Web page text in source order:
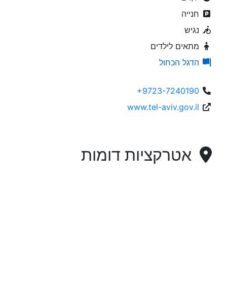
חנייה
נגיש
מתאים לילדים
הדגל הכחול
+9723-7240190
www.tel-aviv.gov.il
אטרקציות דומות